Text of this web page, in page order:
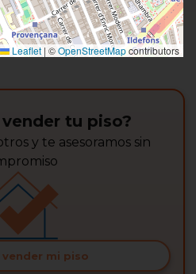
Leaflet | ©OpenStreetMapcontributors
tu piso?
y te asesoramos sin
mi piso